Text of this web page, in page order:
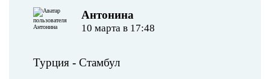
Антонина
10 марта в 17:48
Турция - Стамбул